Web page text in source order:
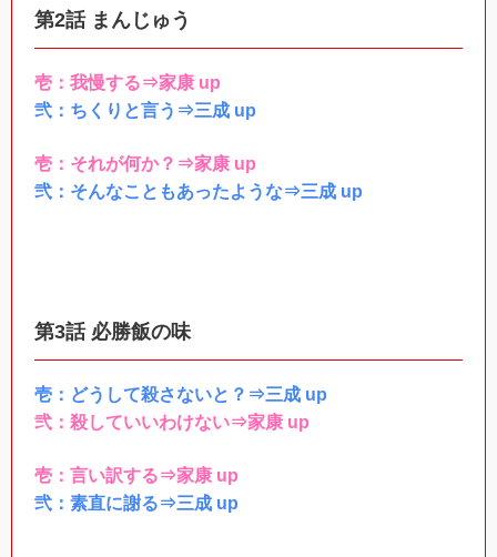
第2話 まんじゅう
壱：我慢する⇒家康 up
弐：ちくりと言う⇒三成 up
壱：それが何か？⇒家康 up
弐：そんなこともあったような⇒三成 up
第3話 必勝飯の味
壱：どうして殺さないと？⇒三成 up
弐：殺していいわけない⇒家康 up
壱：言い訳する⇒家康 up
弐：素直に謝る⇒三成 up